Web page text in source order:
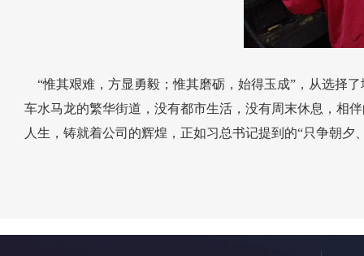
“惟其艰难，方显勇毅；惟其磨砺，始得玉成”，从选择
车水马龙的繁华街道，没有都市生活，没有周末休息，相
人生，铸就着公司的辉煌，正如习总书记提到的“只争朝夕